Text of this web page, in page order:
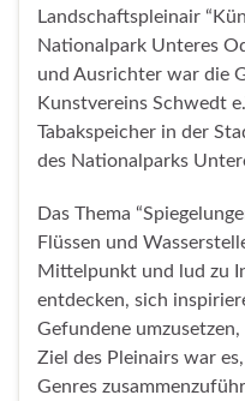
Landschaftspleinair
Nationalpark Unteres
und Ausrichter war die
Kunstvereins Schwedt
Tabakspeicher in der
des Nationalparks
Das Thema
Flüssen und
Mittelpunkt und lud zu
entdecken, sich
Gefundene
Ziel des Pleinairs war
Genres